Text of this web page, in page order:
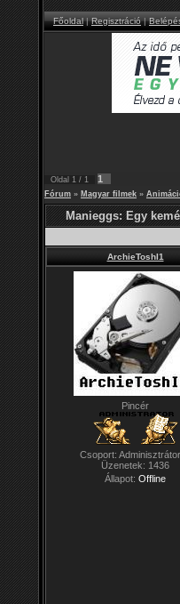
Főoldal|Regisztráció|
Oldal 1 / 1 1
Fórum » Magyar filmek »
Manieggs: Egy
ArchieToshI1
Pincér
Csoport:
Üzenetek: 1436
Állapot: Offline